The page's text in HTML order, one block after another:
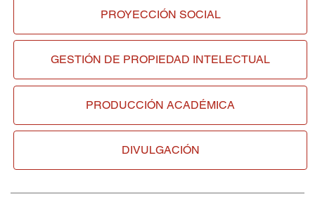
PROYECCIÓN SOCIAL
GESTIÓN DE PROPIEDAD INTELECTUAL
PRODUCCIÓN ACADÉMICA
DIVULGACIÓN